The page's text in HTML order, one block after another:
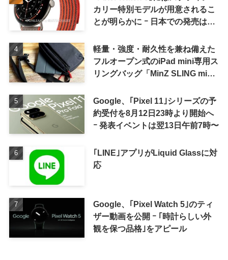
カリー特別モデルが用意されるこ
とが明らかに ｰ 日本での発売は期
軽量・強度・耐久性を兼ね備えた
フルオープン式のiPad mini専用ス
リングバッグ「MinZ SLING mini
Google、｢Pixel 11｣シリーズの予
約受付を8月12日23時より開始へ
ｰ 発表イベントは翌13日午前7時〜
｢LINE｣アプリがLiquid Glassに対
応
Google、｢Pixel Watch 5｣のティ
ザー動画を公開 ｰ ｢時計らしい外
観を保つ品格｣をアピール